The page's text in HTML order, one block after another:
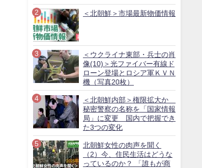
＜北朝鮮＞市場最新物価情報
＜ウクライナ東部・兵士の肖
像(10)＞光ファイバー有線ド
ローン登場とロシア軍ＫＶＮ
機（写真20枚）
＜北朝鮮内部＞権限拡大か
秘密警察の名称を「国家情報
局」に変更 国内で把握でき
た3つの変化
北朝鮮女性の肉声を聞く
（2）今、住民生活はどうな
っているのか？ 「誰もが商